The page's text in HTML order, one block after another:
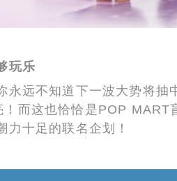
玩乐
永远不知道下一波大势将
！而这也恰恰是POP MART
力十足的联名企划！